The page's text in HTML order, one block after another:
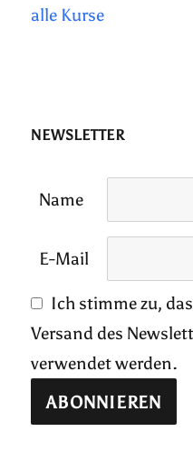
alle Kurse
NEWSLETTER
Name
E-Mail
Ich stimme zu,
Versand des
verwendet werden.